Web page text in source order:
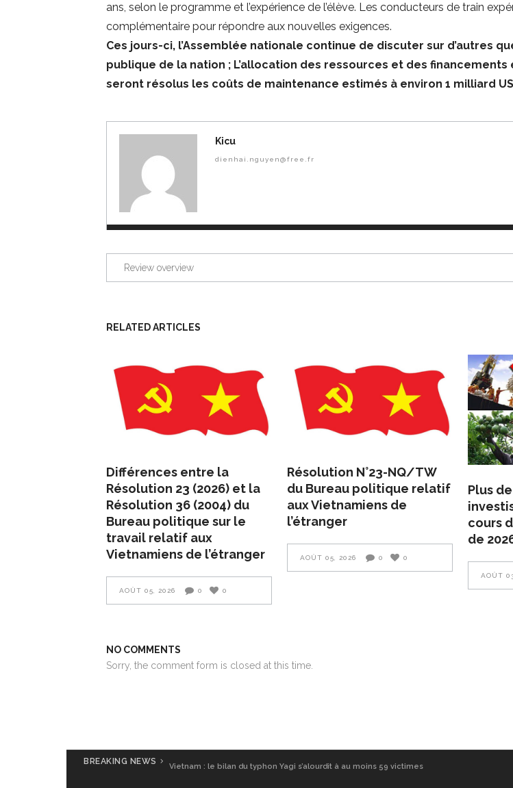
ans, selon le programme et l’expérience de l’élève. Les conducteurs de train
complémentaire pour répondre aux nouvelles exigences.
Ces jours-ci, l’Assemblée nationale continue de discuter sur d’autres
publique de la nation ; L’allocation des ressources et des
seront résolus les coûts de maintenance estimés à environ 1 milliard
Kicu
dienhai.nguyen@free.fr
Review overview
RELATED ARTICLES
Différences entre la
Résolution 23 (2026) et la
Résolution 36 (2004) du
Bureau politique sur le
travail relatif aux
Vietnamiens de l’étranger
AOÛT 05, 2026 0 0
Résolution N°23-NQ/TW
du Bureau politique relatif
aux Vietnamiens de
l’étranger
AOÛT 05, 2026 0 0
Plus
cours
de
AOÛT
NO COMMENTS
Sorry, the comment form is closed at this time.
BREAKING NEWS
Vietnam : le bilan du typhon Yagi s’alourdit à au moins 59 victimes